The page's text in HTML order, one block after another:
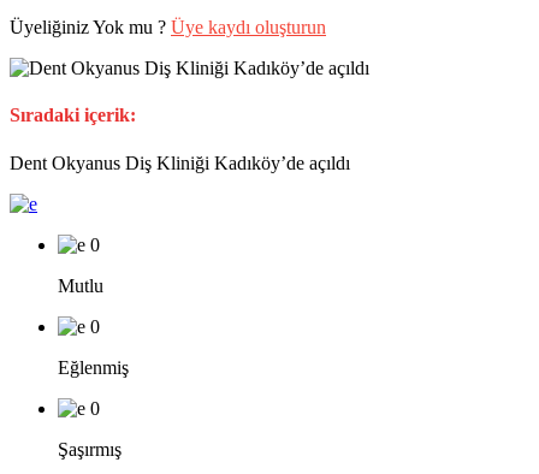
Üyeliğiniz Yok mu ? Üye kaydı oluşturun
Sıradaki içerik:
Dent Okyanus Diş Kliniği Kadıköy’de açıldı
0
Mutlu
0
Eğlenmiş
0
Şaşırmış